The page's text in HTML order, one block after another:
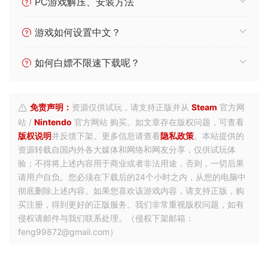
游戏如何设置中文？
如何白嫖不限速下载呢？
免责声明： 资源仅供试玩，请支持正版并从 Steam 官方网
站 / Nintendo 官方网站 购买。如文章存在版权问题，可查看
版权说明并反馈下架。更多信息请查看隐私政策。本站提供的
资源转载自国内外各大媒体和网络和网友分享，仅供试玩体
验；不得将上述内容用于商业或者非法用途，否则，一切后果
请用户自负。您必须在下载后的24个小时之内，从您的电脑中
彻底删除上述内容。如果您喜欢该游戏内容，请支持正版，购
买注册，得到更好的正版服务。我们非常重视版权问题，如有
侵权请邮件与我们联系处理。（侵权下架邮箱：
feng99872@gmail.com）